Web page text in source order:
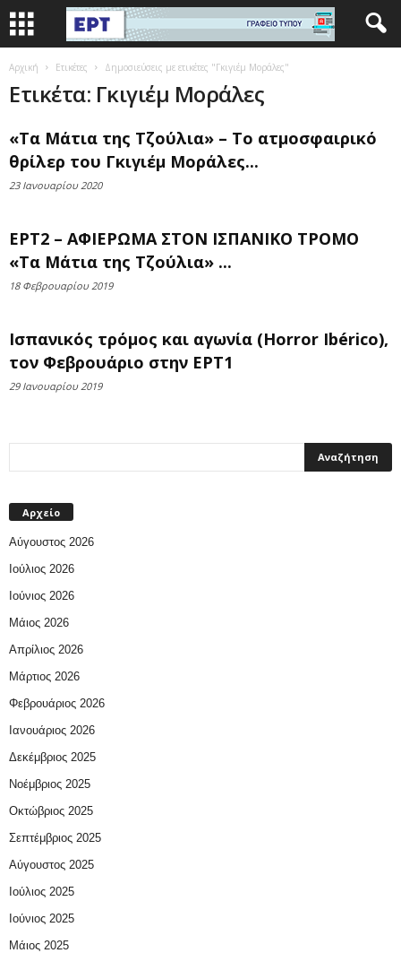
Αρχική Ετικέτες Δημοσιεύσεις με ετικέτες "Γκιγιέμ Μοράλες"
Ετικέτα: Γκιγιέμ Μοράλες
«Τα Μάτια της Τζούλια» – Το ατμοσφαιρικό
θρίλερ του Γκιγιέμ Μοράλες...
23 Ιανουαρίου 2020
ΕΡΤ2 – ΑΦΙΕΡΩΜΑ ΣΤΟΝ ΙΣΠΑΝΙΚΟ ΤΡΟΜΟ
«Τα Μάτια της Τζούλια» ...
18 Φεβρουαρίου 2019
Ισπανικός τρόμος και αγωνία (Horror Ibérico),
τον Φεβρουάριο στην ΕΡΤ1
29 Ιανουαρίου 2019
Αρχείο
Αύγουστος 2026
Ιούλιος 2026
Ιούνιος 2026
Μάιος 2026
Απρίλιος 2026
Μάρτιος 2026
Φεβρουάριος 2026
Ιανουάριος 2026
Δεκέμβριος 2025
Νοέμβριος 2025
Οκτώβριος 2025
Σεπτέμβριος 2025
Αύγουστος 2025
Ιούλιος 2025
Ιούνιος 2025
Μάιος 2025